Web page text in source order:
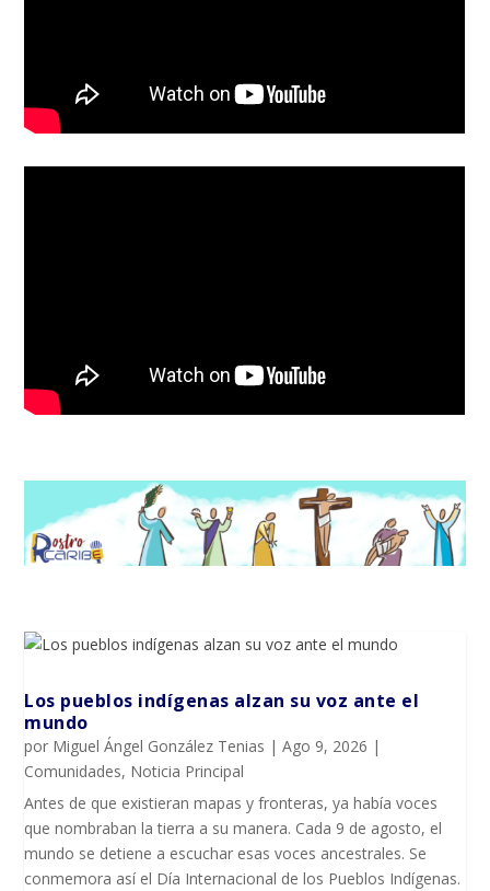
Los pueblos indígenas alzan su voz ante el
mundo
por Miguel Ángel González Tenias |Ago 9, 2026 |
Comunidades, Noticia Principal
Antes de que existieran mapas y fronteras, ya había voces
que nombraban la tierra a su manera. Cada 9 de agosto, el
mundo se detiene a escuchar esas voces ancestrales. Se
conmemora así el Día Internacional de los Pueblos Indígenas.